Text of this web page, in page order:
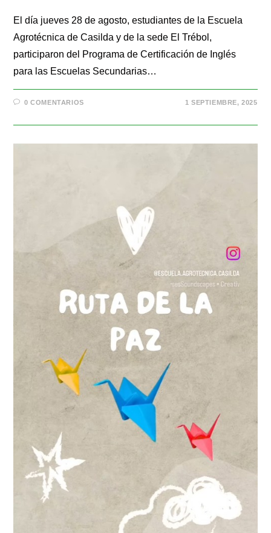
El día jueves 28 de agosto, estudiantes de la Escuela
Agrotécnica de Casilda y de la sede El Trébol,
participaron del Programa de Certificación de Inglés
para las Escuelas Secundarias…
0 COMENTARIOS 1 SEPTIEMBRE, 2025